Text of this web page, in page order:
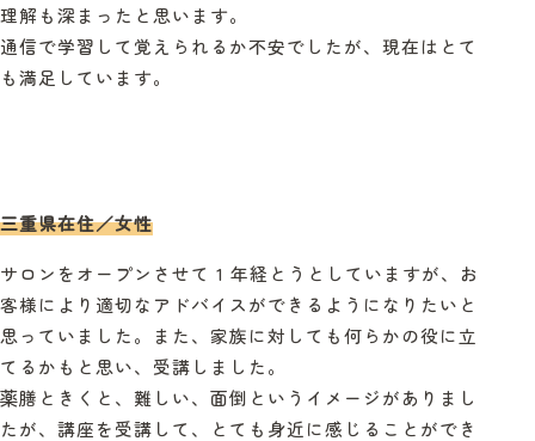
理解も深まったと思います。
通信で学習して覚えられるか不安でしたが、現在はとて
も満足しています。
三重県在住／女性
サロンをオープンさせて 1 年経とうとしていますが、お
客様により適切なアドバイスができるようになりたいと
思っていました。また、家族に対しても何らかの役に立
てるかもと思い、受講しました。
薬膳ときくと、難しい、面倒というイメージがありまし
たが、講座を受講して、とても身近に感じることができ